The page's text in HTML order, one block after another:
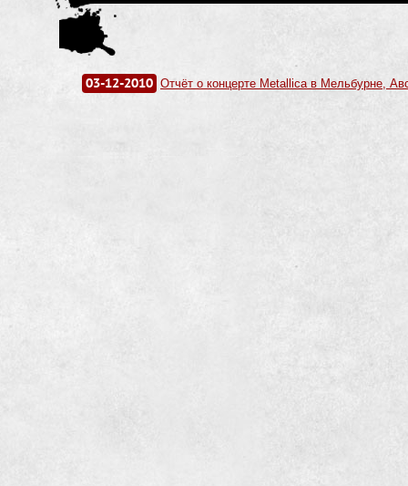
03-12-2010 Отчёт о концерте Metallica в Мельбурне,